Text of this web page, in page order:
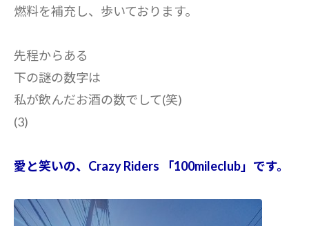
燃料を補充し、歩いております。
先程からある
下の謎の数字は
私が飲んだお酒の数でして(笑)
(3)
愛と笑いの、Crazy Riders 「100mileclub」です。